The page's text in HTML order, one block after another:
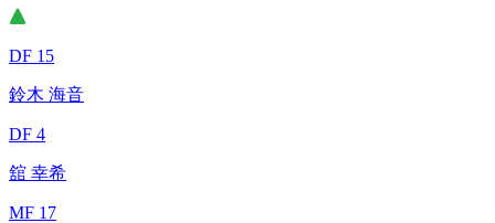
DF 15
鈴木 海音
DF 4
舘 幸希
MF 17